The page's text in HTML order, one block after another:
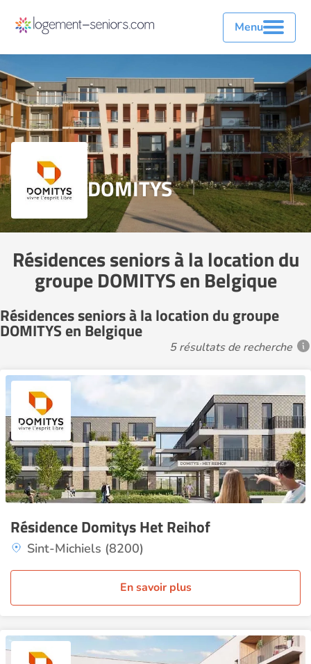
Menu
DOMITYS
Résidences seniors à la location du
groupe DOMITYS en Belgique
Résidences seniors à la location du groupe
DOMITYS en Belgique
5 résultats de recherche
Résidence Domitys Het Reihof
Sint-Michiels (8200)
En savoir plus